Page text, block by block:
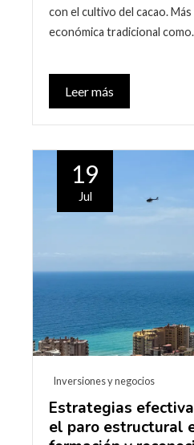
con el cultivo del cacao.
económica tradicional
Leer más
19
Jul
Inversiones y negocios
Estrategias
el paro estructural